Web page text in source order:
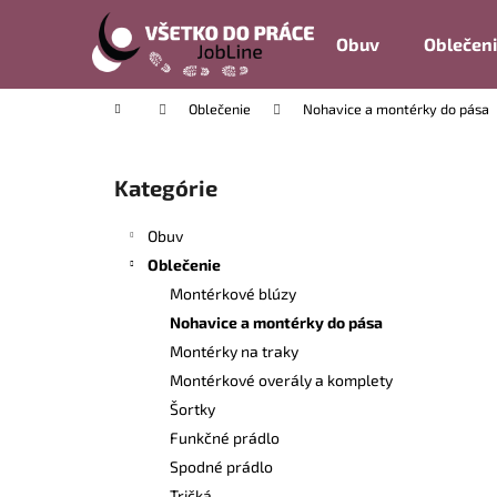
Obuv
Domov Oblečenie Nohavice a montérky do pása
Preskočiť
kategórie
Kategórie
Obuv
Oblečenie
Montérkové blúzy
Nohavice a montérky do pása
Montérky na traky
Montérkové overály a komplety
Šortky
Funkčné prádlo
Spodné prádlo
í
Späť
do
Späť
do